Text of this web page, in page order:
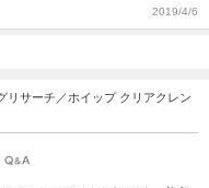
2019/4/6
リサーチ／ホイップ クリアクレン